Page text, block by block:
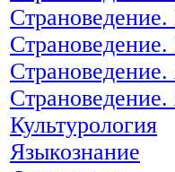
Культурология
Языкознание